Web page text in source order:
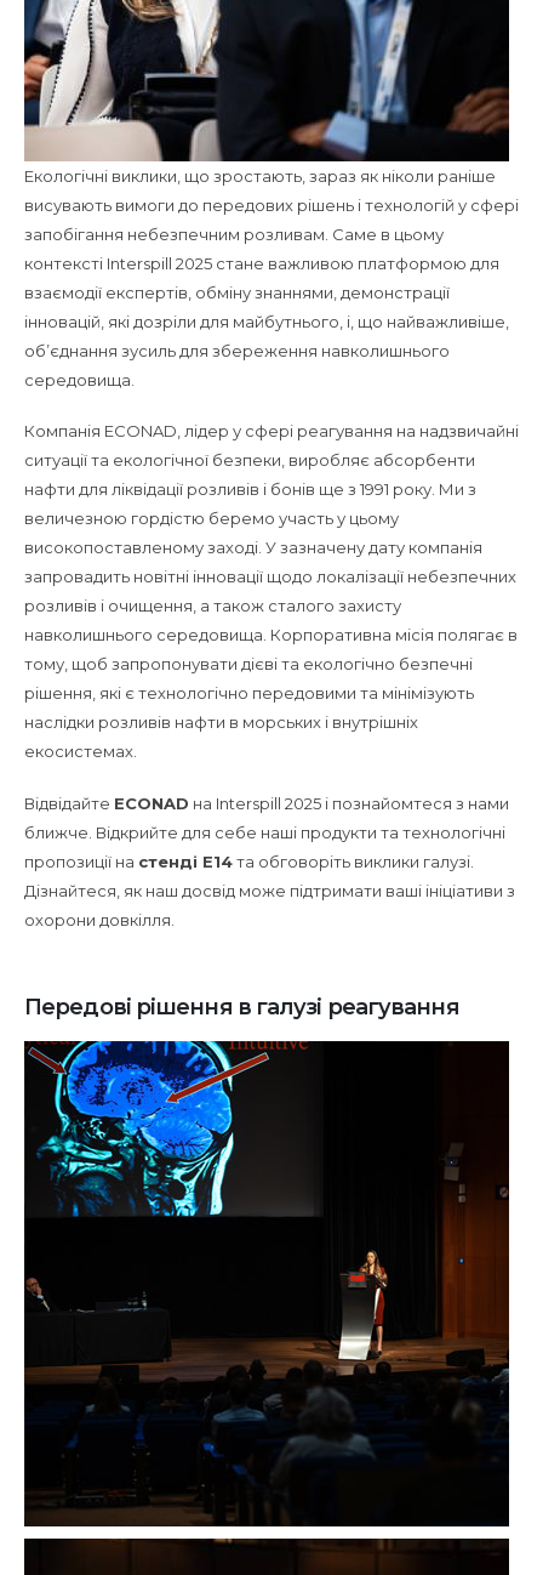
Екологічні виклики, що зростають, зараз як ніколи раніше
висувають вимоги до передових рішень і технологій у сфері
запобігання небезпечним розливам. Саме в цьому
контексті Interspill 2025 стане важливою платформою для
взаємодії експертів, обміну знаннями, демонстрації
інновацій, які дозріли для майбутнього, і, що найважливіше,
об’єднання зусиль для збереження навколишнього
середовища.
Компанія ECONAD, лідер у сфері реагування на надзвичайні
ситуації та екологічної безпеки, виробляє абсорбенти
нафти для ліквідації розливів і бонів ще з 1991 року. Ми з
величезною гордістю беремо участь у цьому
високопоставленому заході. У зазначену дату компанія
запровадить новітні інновації щодо локалізації небезпечних
розливів і очищення, а також сталого захисту
навколишнього середовища. Корпоративна місія полягає в
тому, щоб запропонувати дієві та екологічно безпечні
рішення, які є технологічно передовими та мінімізують
наслідки розливів нафти в морських і внутрішніх
екосистемах.
Відвідайте ECONAD на Interspill 2025 і познайомтеся з нами
ближче. Відкрийте для себе наші продукти та технологічні
пропозиції на стенді E14та обговоріть виклики галузі.
Дізнайтеся, як наш досвід може підтримати ваші ініціативи з
охорони довкілля.
Передові рішення в галузі реагування